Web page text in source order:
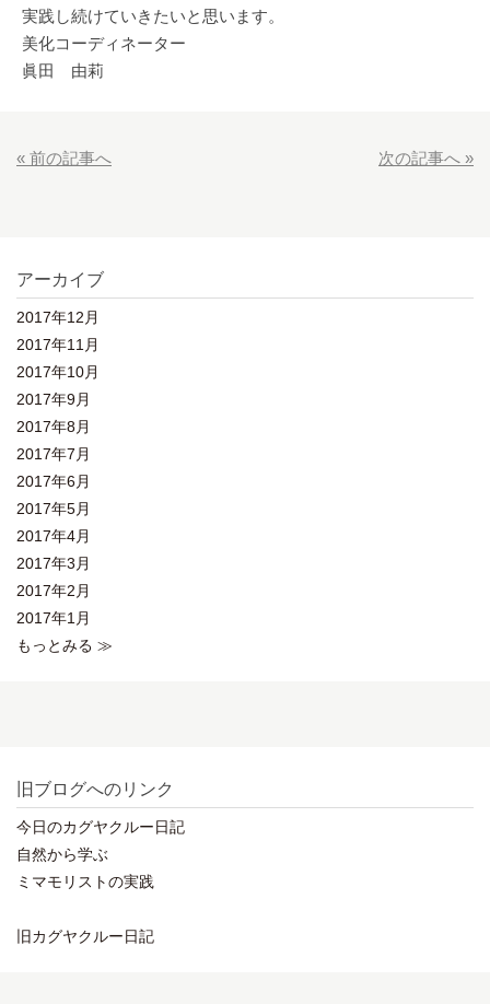
実践し続けていきたいと思います。
美化コーディネーター
眞田 由莉
« 前の記事へ 次の記事へ »
アーカイブ
2017年12月
2017年11月
2017年10月
2017年9月
2017年8月
2017年7月
2017年6月
2017年5月
2017年4月
2017年3月
2017年2月
2017年1月
もっとみる ≫
旧ブログへのリンク
今日のカグヤクルー日記
自然から学ぶ
ミマモリストの実践
旧カグヤクルー日記